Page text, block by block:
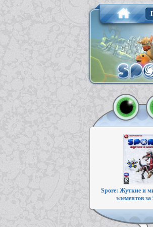
Spore: Жуткие и
элементов за